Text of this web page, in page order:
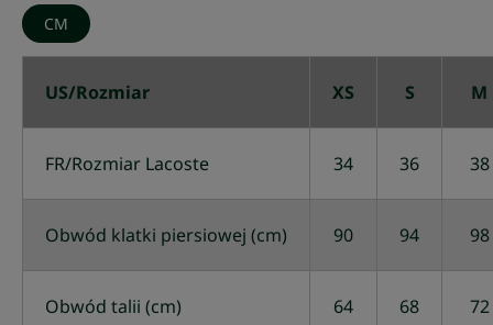
CM
US/Rozmiar XS S M
FR/Rozmiar Lacoste 34 36 38
Obwód klatki piersiowej (cm) 90 94 98
Obwód talii (cm) 64 68 72